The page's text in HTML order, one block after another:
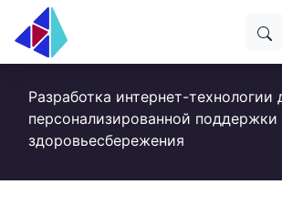
Разработка интернет-технологии
персонализированной поддержки
здоровьесбережения